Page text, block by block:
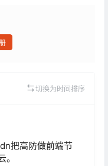
切换为时间排序
把高防做前端节